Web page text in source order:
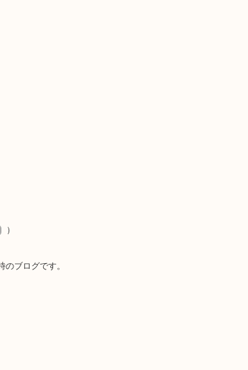
）
ブログです。